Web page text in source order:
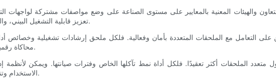
والهيئات المعنية بالمعايير على مستوى الصناعة على وضع مواصفات مشتركة لواجهات
تعزيز قابلية التشغيل البيني، والحد من القيود التي تفرضها المعدات الاحتكارية، وتشجيع اعتمادها على نطاق أوسع.
التعامل مع الملحقات المتعددة بأمان وفعالية. فلكل ملحق إرشادات تشغيلية وخصائص
محاكاة رقمية وعروض توضيحية في الموقع، أن تساعد المشغلين على اكتساب الثقة والكفاءة.
الملحقات أكثر تعقيدًا. فلكل أداة نمط تآكلها الخاص وفترات صيانتها. ويمكن لأنظمة
الاستخدام وتنبيه فرق الصيانة قبل حدوث الأعطال، مما يقلل من وقت التوقف غير المخطط له.